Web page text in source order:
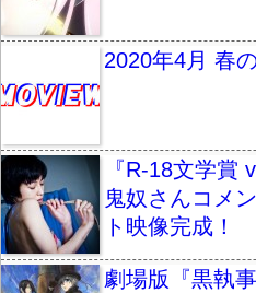
2020年4月 春
『R-18文学賞
鬼奴さんコメ
ト映像完成！
劇場版『黒執